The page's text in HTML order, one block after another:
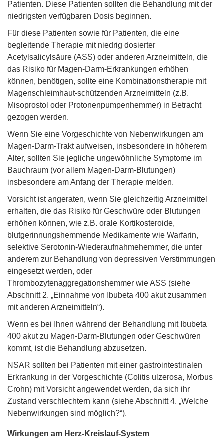
Patienten. Diese Patienten sollten die Behandlung mit der
niedrigsten verfügbaren Dosis beginnen.
Für diese Patienten sowie für Patienten, die eine
begleitende Therapie mit niedrig dosierter
Acetylsalicylsäure (ASS) oder anderen Arzneimitteln, die
das Risiko für Magen-Darm-Erkrankungen erhöhen
können, benötigen, sollte eine Kombinationstherapie mit
Magenschleimhaut-schützenden Arzneimitteln (z.B.
Misoprostol oder Protonenpumpenhemmer) in Betracht
gezogen werden.
Wenn Sie eine Vorgeschichte von Nebenwirkungen am
Magen-Darm-Trakt aufweisen, insbesondere in höherem
Alter, sollten Sie jegliche ungewöhnliche Symptome im
Bauchraum (vor allem Magen-Darm-Blutungen)
insbesondere am Anfang der Therapie melden.
Vorsicht ist angeraten, wenn Sie gleichzeitig Arzneimittel
erhalten, die das Risiko für Geschwüre oder Blutungen
erhöhen können, wie z.B. orale Kortikosteroide,
blutgerinnungshemmende Medikamente wie Warfarin,
selektive Serotonin-Wiederaufnahmehemmer, die unter
anderem zur Behandlung von depressiven Verstimmungen
eingesetzt werden, oder
Thrombozytenaggregationshemmer wie ASS (siehe
Abschnitt 2. „Einnahme von Ibubeta 400 akut zusammen
mit anderen Arzneimitteln“).
Wenn es bei Ihnen während der Behandlung mit Ibubeta
400 akut zu Magen-Darm-Blutungen oder Geschwüren
kommt, ist die Behandlung abzusetzen.
NSAR sollten bei Patienten mit einer gastrointestinalen
Erkrankung in der Vorgeschichte (Colitis ulzerosa, Morbus
Crohn) mit Vorsicht angewendet werden, da sich ihr
Zustand verschlechtern kann (siehe Abschnitt 4. „Welche
Nebenwirkungen sind möglich?“).
Wirkungen am Herz-Kreislauf-System